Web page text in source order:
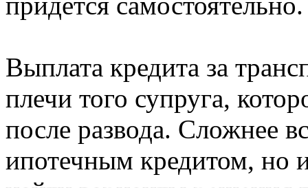
Выплата кредита за
плечи того супруга,
после развода. Сложнее
ипотечным кредитом, но